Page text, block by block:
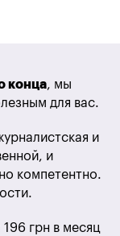
конца, мы
для вас.
и
и
компетентно.
196 грн в месяц